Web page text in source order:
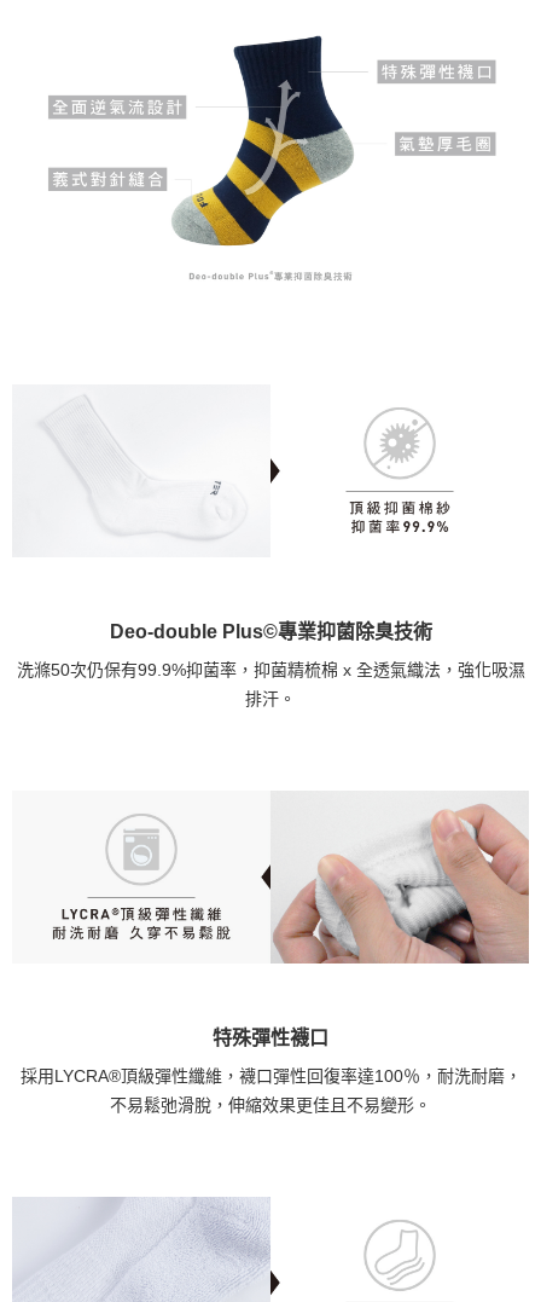
Deo-double Plus©專業抑菌除臭技術
洗滌50次仍保有99.9%抑菌率，抑菌精梳棉 x 全透氣織法，強化吸濕
排汗。
特殊彈性襪口
採用LYCRA®頂級彈性纖維，襪口彈性回復率達100％，耐洗耐磨，
不易鬆弛滑脫，伸縮效果更佳且不易變形。